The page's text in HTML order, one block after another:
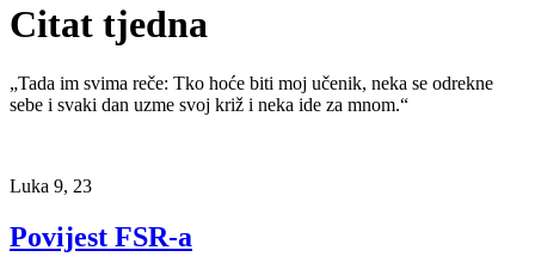
Citat tjedna
„Tada im svima reče: Tko hoće biti moj učenik, neka se odrekne
sebe i svaki dan uzme svoj križ i neka ide za mnom.“
Luka 9, 23
Povijest FSR-a